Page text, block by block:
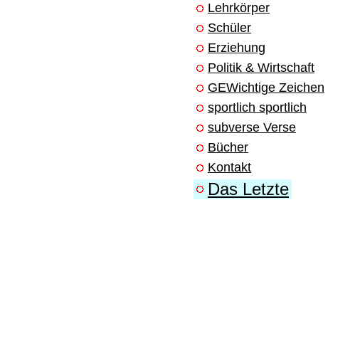
Lehrkörper
Schüler
Erziehung
Politik & Wirtschaft
GEWichtige Zeichen
sportlich sportlich
subverse Verse
Bücher
Kontakt
Das Letzte